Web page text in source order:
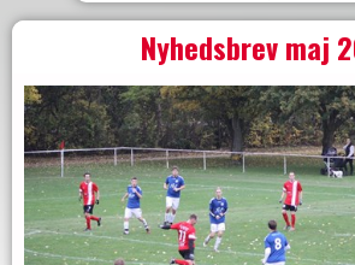
Nyhedsbrev maj